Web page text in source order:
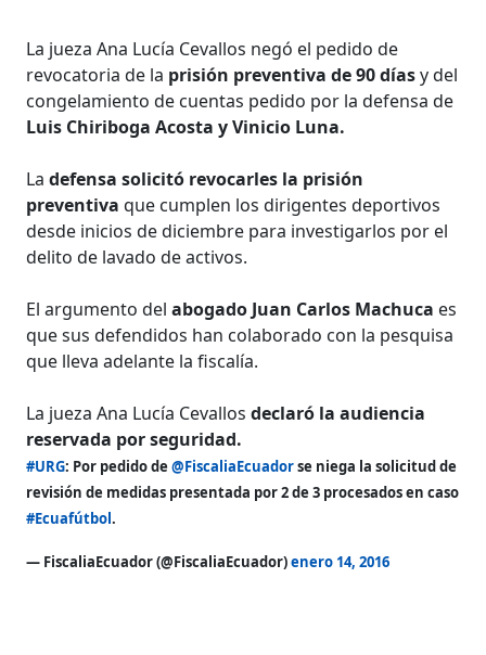
La jueza Ana Lucía Cevallos negó el pedido de
revocatoria de la prisión preventiva de 90 díasy del
congelamiento de cuentas pedido por la defensa de
Luis Chiriboga Acosta y Vinicio Luna.
Ladefensa solicitó revocarles la prisión
preventivaque cumplen los dirigentes deportivos
desde inicios de diciembre para investigarlos por el
delito de lavado de activos.
El argumento delabogado Juan Carlos Machuca es
que sus defendidos han colaborado con la pesquisa
que lleva adelante la fiscalía.
La jueza Ana Lucía Cevallosdeclaró la audiencia
reservada por seguridad.
#URG: Por pedido de@FiscaliaEcuadorse niega la solicitud de
revisión de medidas presentada por 2 de 3 procesados en caso
#Ecuafútbol.
— FiscaliaEcuador (@FiscaliaEcuador)enero 14, 2016